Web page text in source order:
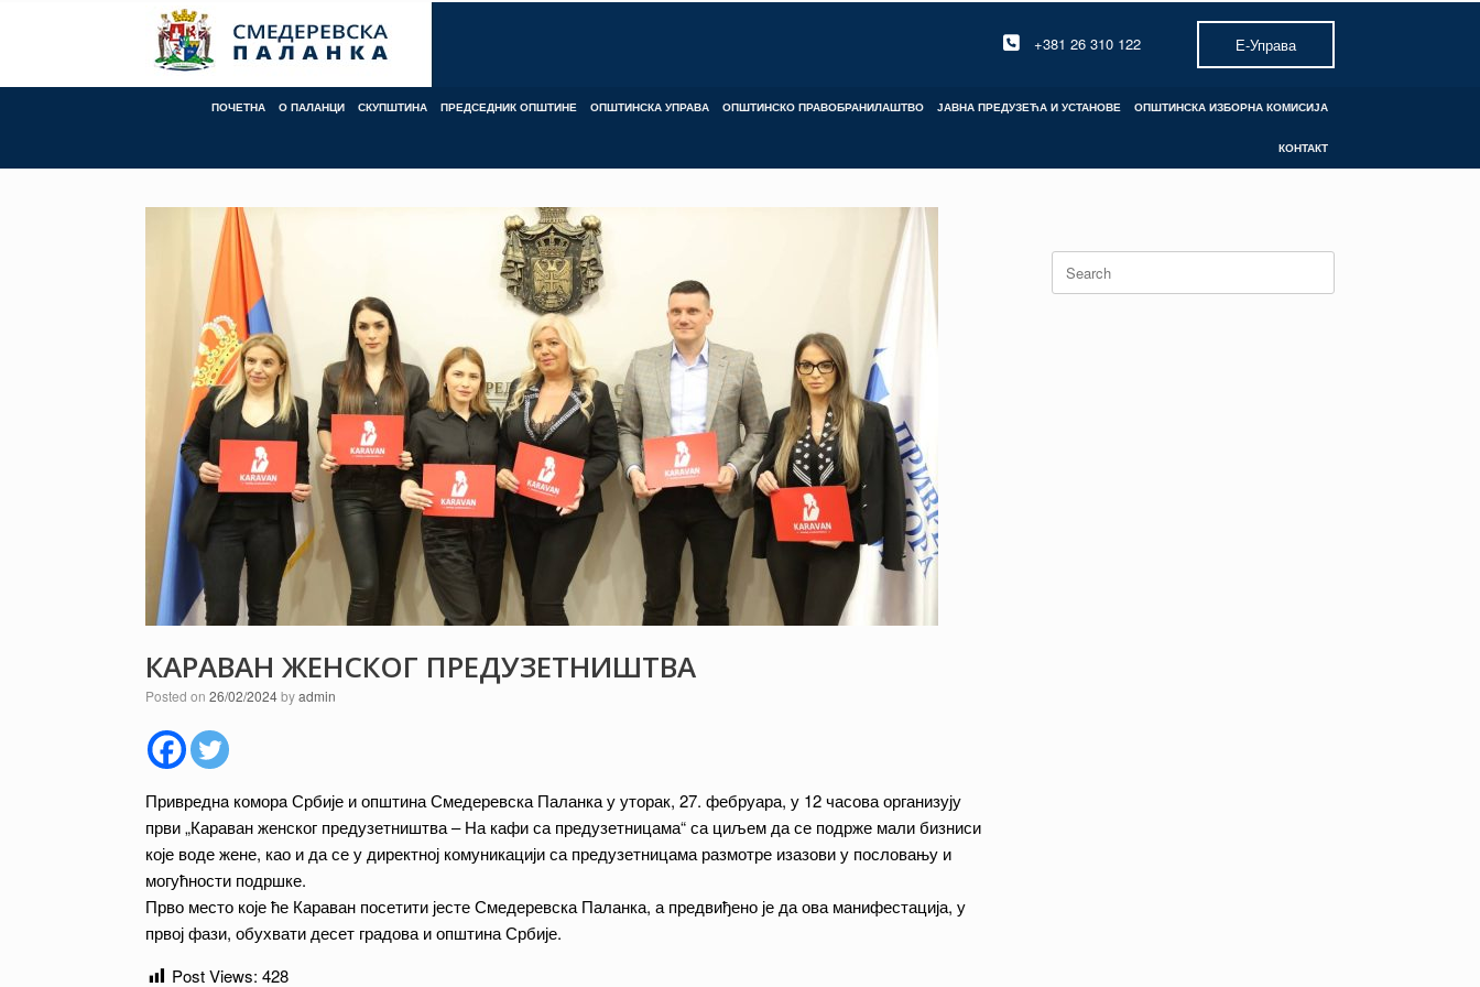
+381 26 310 122 Е-Управа
ПОЧЕТНА О ПАЛАНЦИ СКУПШТИНА ПРЕДСЕДНИК ОПШТИНЕ ОПШТИНСКА УПРАВА ОПШТИНСКО ПРАВОБРАНИЛАШТВО ЈАВНА ПРЕДУЗЕЋА И УСТАНОВЕ ОПШТИНСКА ИЗБОРНА КОМИСИЈА
КОНТАКТ
КАРАВАН ЖЕНСКОГ ПРЕДУЗЕТНИШТВА
Posted on 26/02/2024byadmin
Привреднa коморa Србије и општина Смедеревска Паланка у уторак, 27. фебруара, у 12 часова организују
први „Караван женског предузетништва – На кафи са предузетницама“ са циљем да се подрже мали бизниси
које воде жене, као и да се у директној комуникацији са предузетницама размотре изазови у пословању и
могућности подршке.
Прво место које ће Караван посетити јесте Смедеревска Паланка, а предвиђено је да ова манифестација, у
првој фази, обухвати десет градова и општина Србије.
Post Views: 428
Search
for: